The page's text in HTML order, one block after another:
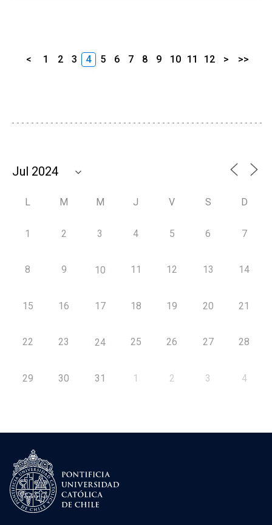
< 1 2 3 4 5 6 7 8 9 10 11 12 > >>
L M M J V S D
1 2 3 4 5 6 7
8 9 10 11 12 13 14
15 16 17 18 19 20 21
22 23 24 25 26 27 28
29 30 31 1 2 3 4